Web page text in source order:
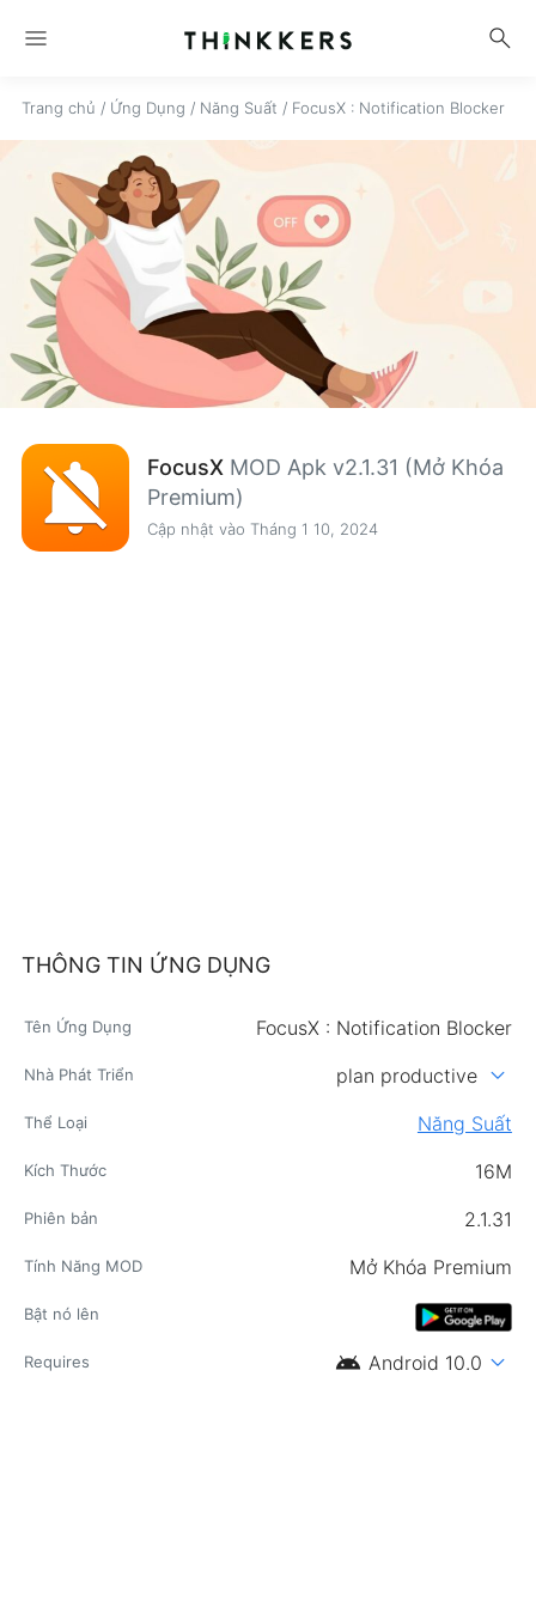
menu search
Trang chủ / Ứng Dụng / Năng Suất / FocusX : Notification Blocker
FocusXMOD Apk v2.1.31 (Mở Khóa
Premium)
Cập nhật vào Tháng 1 10, 2024
THÔNG TIN ỨNG DỤNG
Tên Ứng Dụng FocusX : Notification Blocker
Nhà Phát Triển plan productive expand_more
Thể Loại Năng Suất
Kích Thước 16M
Phiên bản 2.1.31
Tính Năng MOD Mở Khóa Premium
Bật nó lên
Requires android Android 10.0 expand_more